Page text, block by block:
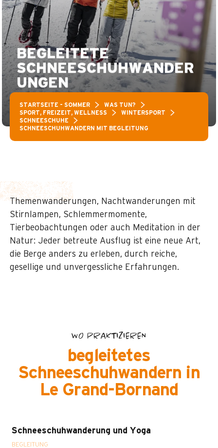
BEGLEITETE
SCHNEESCHUHWANDER
UNGEN
STARTSEITE – SOMMER
WAS TUN?
SPORT, FREIZEIT, WELLNESS
WINTERSPORT
SCHNEESCHUHE
SCHNEESCHUHWANDERN MIT BEGLEITUNG
Themenwanderungen, Nachtwanderungen mit
Stirnlampen, Schlemmermomente,
Tierbeobachtungen oder auch Meditation in der
Natur: Jeder betreute Ausflug ist eine neue Art,
die Berge anders zu erleben, durch reiche,
gesellige und unvergessliche Erfahrungen.
WO PRAKTIZIEREN
begleitetes
Schneeschuhwandern in
Le Grand-Bornand
Schneeschuhwanderung und Yoga
BEGLEITUNG